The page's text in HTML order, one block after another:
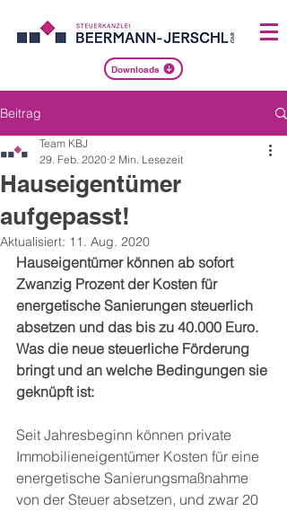
Downloads
Beitrag
Hauseigentümer
aufgepasst!
Team KBJ
29. Feb. 2020 2 Min. Lesezeit
Aktualisiert: 11. Aug. 2020
Hauseigentümer können ab sofort
Zwanzig Prozent der Kosten für
energetische Sanierungen steuerlich
absetzen und das bis zu 40.000 Euro.
Was die neue steuerliche Förderung
bringt und an welche Bedingungen sie
geknüpft ist:
Seit Jahresbeginn können private
Immobilieneigentümer Kosten für eine
energetische Sanierungsmaßnahme
von der Steuer absetzen, und zwar 20